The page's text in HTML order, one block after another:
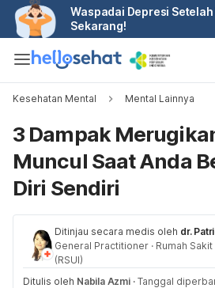
Waspadai Depresi
Sekarang!
Kesehatan Mental Mental Lainnya
3 Dampak
Muncul Saat Anda
Diri Sendiri
Ditinjau secara medis oleh dr.
General Practitioner · Rumah
(RSUI)
Ditulis oleh Nabila Azmi · Tanggal